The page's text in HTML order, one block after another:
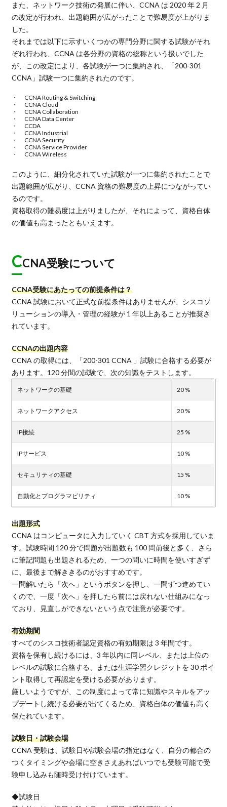
また、ネットワーク技術の発展に伴い、CCNA は 2020 年 2 月
の改定が行われ、出題範囲が広がったことで難易度が上がりま
した。
それまでは以下に示すいくつかの専門分野に関する試験がそれ
ぞれ行われ、CCNA は各分野の資格の総称という扱いでした
が、この改定により、各試験が一つに集約され、「200-301
CCNA」試験一つに集約されたのです。
CCNA Routing & Switching
CCNA Cloud
CCNA Collaboration
CCNA Data Center
CCDA
CCNA Industrial
CCNA Security
CCNA Service Provider
CCNA Wireless
このように、細分化されていた試験が一つに集約されたことで
出題範囲が広がり、CCNA 資格の難易度の上昇につながってい
るのです。
資格取得の難易度は上がりましたが、それによって、資格自体
の価値も高まったともいえます。
CCNA受験について
CCNA受験にあたっての前提条件は？
CCNA 試験において正式な前提条件はありませんが、シスコソ
リューションの導入・管理の経験が 1 年以上あることが推奨さ
れています。
CCNAの出題内容
CCNA の取得には、「200-301 CCNA 」試験に合格する必要が
あります。120 分間の試験で、次の知識をテストします。
ネットワークの基礎 20 %
ネットワークアクセス 20 %
IP接続 25 %
IPサービス 10 %
セキュリティの基礎 15 %
自動化とプログラマビリティ 10 %
出題形式
CCNA はコンピュータに入力していく CBT 方式を採用していま
す。試験時間 120 分で問題が出題数も 100 問前後と多く、さら
に筆記問題も出題されるため、一つの問いに時間を使いすぎず
に、最後まで解ききるのがおすすめです。
一問解いたら「次へ」というボタンを押し、一問ずつ進めてい
くので、一度「次へ」を押したら前には戻れない仕組みになっ
ており、見直しができないという点で注意が必要です。
有効期間
すべてのシスコ技術者認定資格の有効期限は 3 年間です。
資格を保有し続けるには、3 年以内に同レベル、または上位の
レベルの試験に合格する、または生涯学習クレジットを 30 ポイ
ント取得して再認定を受ける必要があります。
厳しいようですが、この制度によって常に知識やスキルをアッ
プデートし続ける必要が出てくるため、資格自体の価値も高く
保たれています。
試験日・試験会場
CCNA 受験は、試験日や試験会場の指定はなく、自分の都合の
つくタイミングや会場に空きさえあればいつでも受験可能で受
験申し込みも随時受け付けています。
◆試験日